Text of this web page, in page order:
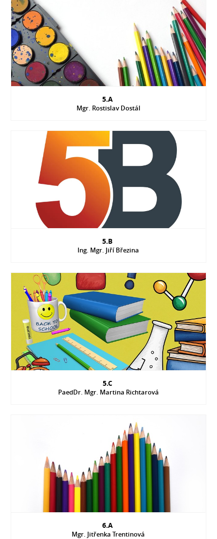
5.A
Mgr. Rostislav Dostál
5.B
Ing. Mgr. Jiří Březina
5.C
PaedDr. Mgr. Martina Richtarová
6.A
Mgr. Jitřenka Trentinová